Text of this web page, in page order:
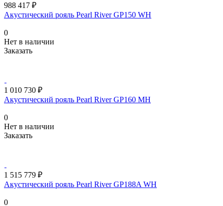
988 417 ₽
Акустический рояль Pearl River GP150 WH
0
Нет в наличии
Заказать
1 010 730 ₽
Акустический рояль Pearl River GP160 MH
0
Нет в наличии
Заказать
1 515 779 ₽
Акустический рояль Pearl River GP188A WH
0